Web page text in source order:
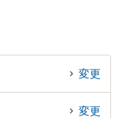
変更
変更